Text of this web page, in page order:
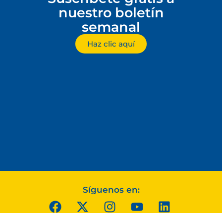
nuestro boletín
semanal
Haz clic aquí
Síguenos en: